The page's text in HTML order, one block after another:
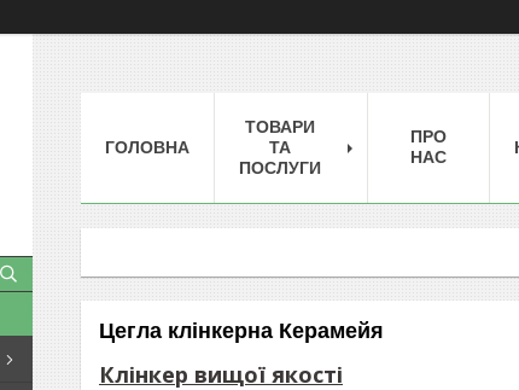
ГОЛОВНА
ТОВАРИ
ТА
ПОСЛУГИ
ПРО
НАС
Цегла клінкерна Керамейя
Клінкер вищої якості